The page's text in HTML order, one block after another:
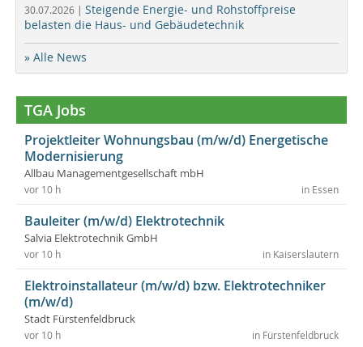
30.07.2026 | Steigende Energie- und Rohstoffpreise
belasten die Haus- und Gebäudetechnik
» Alle News
TGA Jobs
Projektleiter Wohnungsbau (m/w/d) Energetische
Modernisierung
Allbau Managementgesellschaft mbH
in Essen
vor 10 h
Bauleiter (m/w/d) Elektrotechnik
Salvia Elektrotechnik GmbH
in Kaiserslautern
vor 10 h
Elektroinstallateur (m/w/d) bzw. Elektrotechniker
(m/w/d)
Stadt Fürstenfeldbruck
in Fürstenfeldbruck
vor 10 h